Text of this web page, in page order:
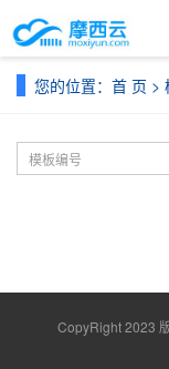
您的位置： 首 页 >
CopyRight 2023